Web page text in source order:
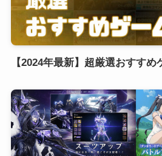
【2024年最新】超厳選おすすめ